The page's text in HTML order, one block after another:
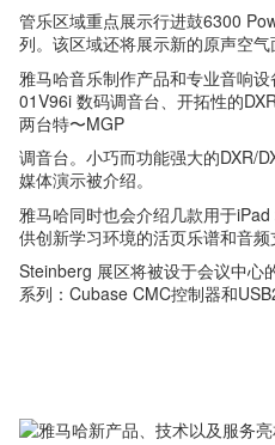
管乐区域重点展示行进鼓6300
列。该区域还将展示新的原声空气
雅马哈音乐制作产品和专业音响
01V96i 数码调音台、开拓性的
两台特〜MGP
调音台。小巧而功能强大的DXR/
媒体演示被介绍。
雅马哈同时也会介绍几款用于
供创新学习环境的活页乐谱和音
Steinberg 展区将被设于会议中心
系列：Cubase CMC控制器和